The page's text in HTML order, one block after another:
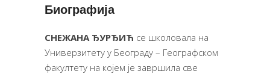
Биографија
СНЕЖАНА ЂУРЂИЋ се школовала на
Универзитету у Београду – Географском
факултету на којем је завршила све